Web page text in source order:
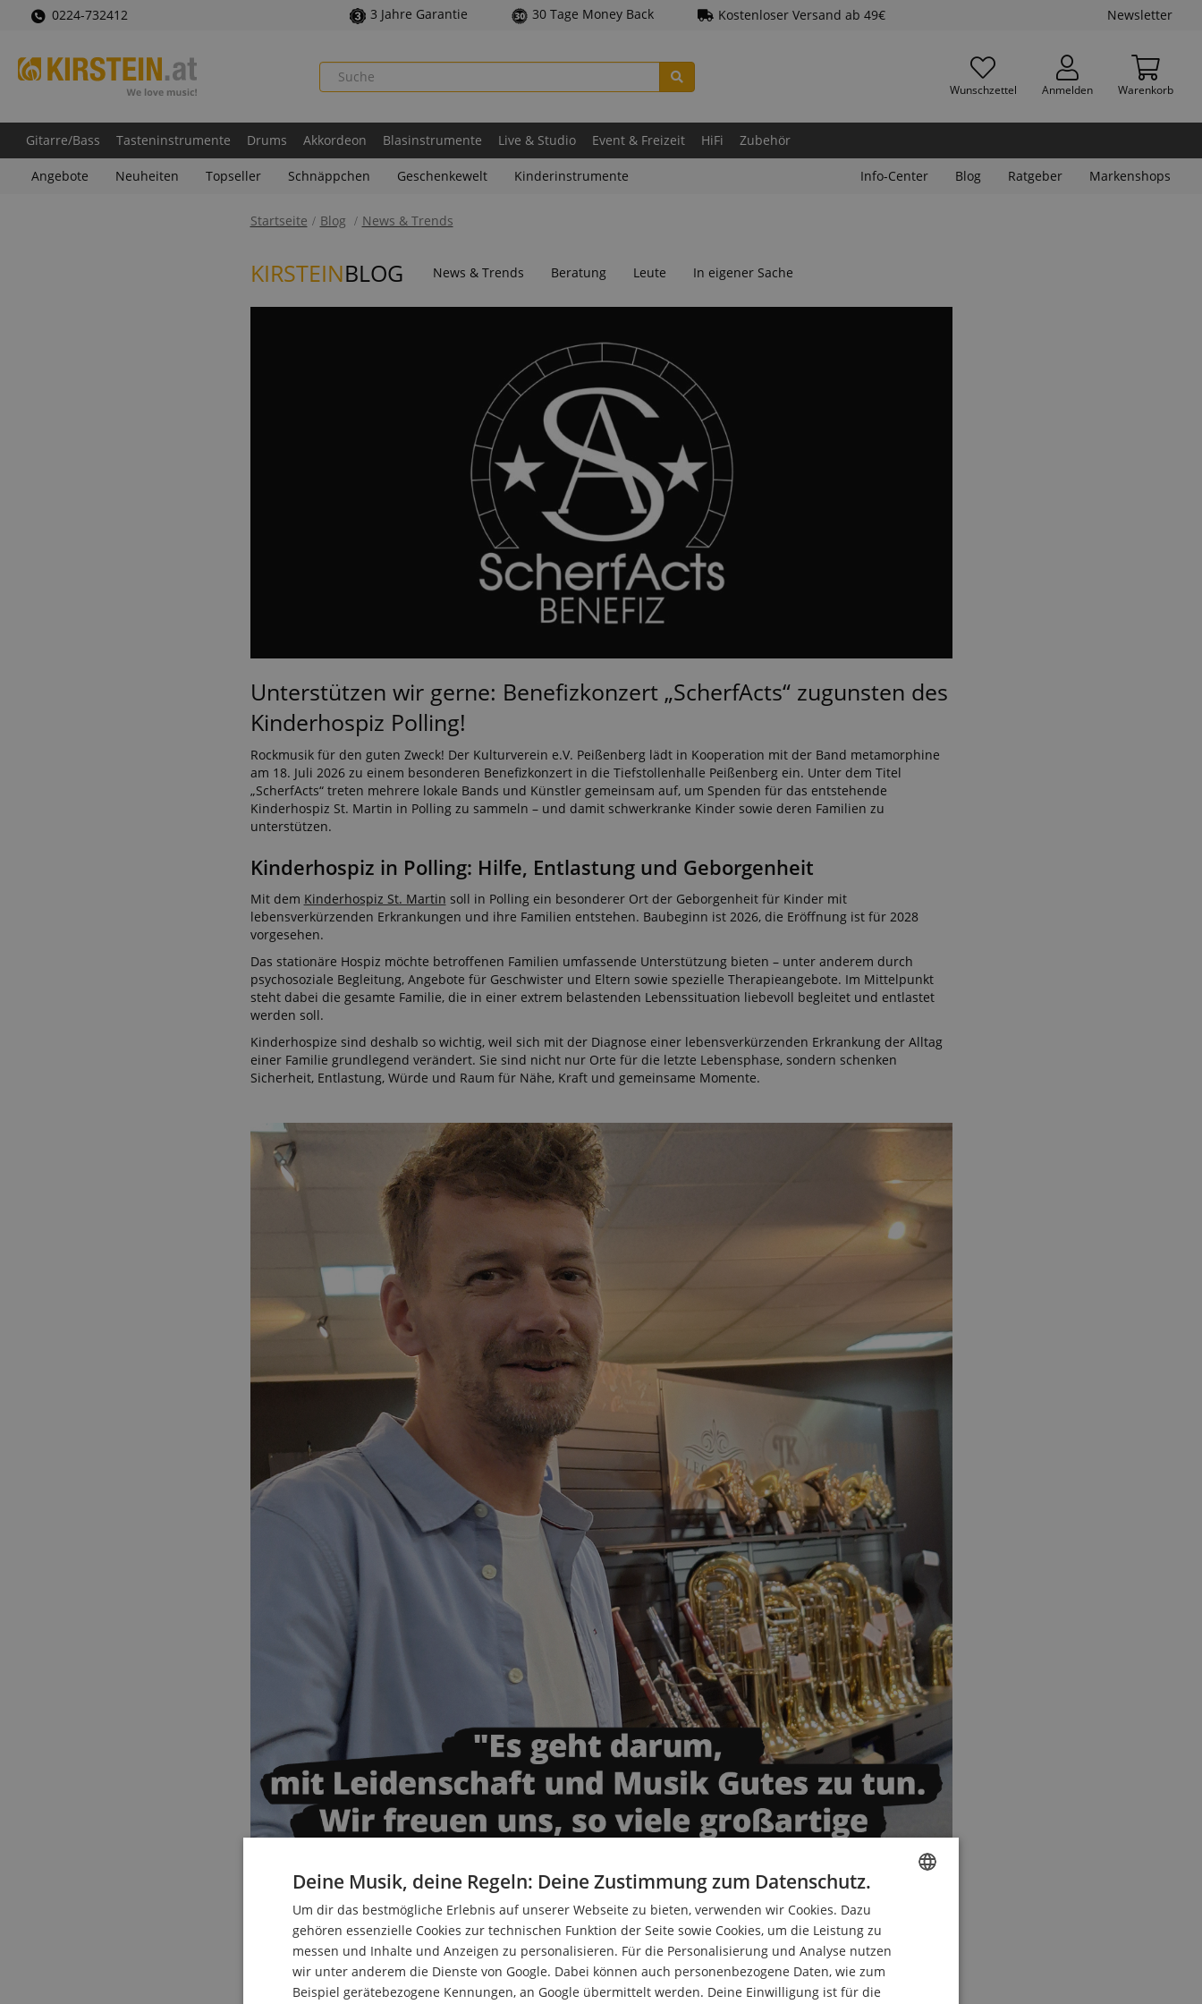
0224-732412 3 Jahre Garantie 30 Tage Money Back Kostenloser Versand ab 49€ Newsletter
Wunschzettel Anmelden Warenkorb
Gitarre/Bass Tasteninstrumente Drums Akkordeon Blasinstrumente Live & Studio Event & Freizeit HiFi Zubehör
Angebote Neuheiten Topseller Schnäppchen Geschenkewelt Kinderinstrumente Info-Center Blog Ratgeber Markenshops
Startseite Blog News & Trends
KIRSTEINBLOG News & Trends Beratung Leute In eigener Sache
Unterstützen wir gerne: Benefizkonzert „ScherfActs“ zugunsten des
Kinderhospiz Polling!
Rockmusik für den guten Zweck! Der Kulturverein e.V. Peißenberg lädt in Kooperation mit der Band metamorphine
am 18. Juli 2026 zu einem besonderen Benefizkonzert in die Tiefstollenhalle Peißenberg ein. Unter dem Titel
„ScherfActs“ treten mehrere lokale Bands und Künstler gemeinsam auf, um Spenden für das entstehende
Kinderhospiz St. Martin in Polling zu sammeln – und damit schwerkranke Kinder sowie deren Familien zu
unterstützen.
Kinderhospiz in Polling: Hilfe, Entlastung und Geborgenheit
Mit dem Kinderhospiz St. Martin soll in Polling ein besonderer Ort der Geborgenheit für Kinder mit
lebensverkürzenden Erkrankungen und ihre Familien entstehen. Baubeginn ist 2026, die Eröffnung ist für 2028
vorgesehen.
Das stationäre Hospiz möchte betroffenen Familien umfassende Unterstützung bieten – unter anderem durch
psychosoziale Begleitung, Angebote für Geschwister und Eltern sowie spezielle Therapieangebote. Im Mittelpunkt
steht dabei die gesamte Familie, die in einer extrem belastenden Lebenssituation liebevoll begleitet und entlastet
werden soll.
Kinderhospize sind deshalb so wichtig, weil sich mit der Diagnose einer lebensverkürzenden Erkrankung der Alltag
einer Familie grundlegend verändert. Sie sind nicht nur Orte für die letzte Lebensphase, sondern schenken
Sicherheit, Entlastung, Würde und Raum für Nähe, Kraft und gemeinsame Momente.
DUTCH
Deine Musik, deine Regeln: Deine Zustimmung zum Datenschutz.
Um dir das bestmögliche Erlebnis auf unserer Webseite zu bieten, verwenden wir Cookies. Dazu
gehören essenzielle Cookies zur technischen Funktion der Seite sowie Cookies, um die Leistung zu
messen und Inhalte und Anzeigen zu personalisieren. Für die Personalisierung und Analyse nutzen
wir unter anderem die Dienste von Google. Dabei können auch personenbezogene Daten, wie zum
Beispiel gerätebezogene Kennungen, an Google übermittelt werden. Deine Einwilligung ist für die